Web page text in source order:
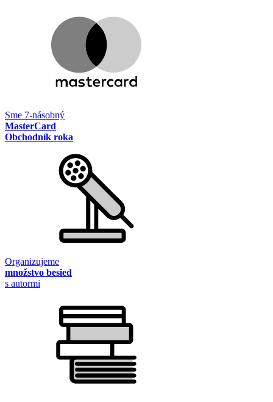
Sme 7-násobný
MasterCard
Obchodník roka
Organizujeme
množstvo besied
s autormi